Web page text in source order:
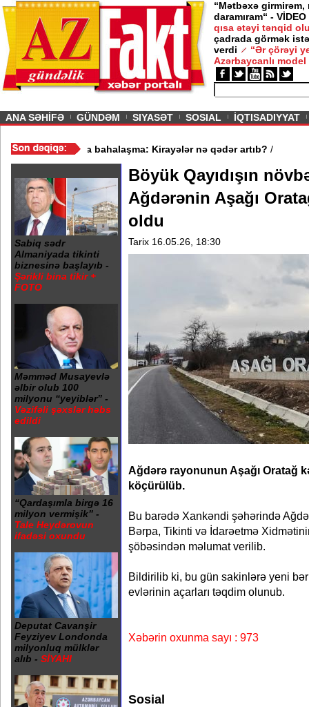
“Mətbəxə girmirəm,
daramıram“ - VİDEO
qısa ətəyi tənqid
çadrada görmək
verdi
“Ər çörəyi
Azərbaycanlı model
ANA SƏHİFƏ GÜNDƏM SIYASƏT SOSIAL İQTISADIYYAT
/Mənzil bazarında bahalaşma: Kirayələr nə qədər artıb?
Sabiq sədr
Almaniyada tikinti
biznesinə başlayıb -
Şərikli bina tikir +
FOTO
Məmməd Musayevlə
əlbir olub 100
milyonu “yeyiblər” -
Vəzifəli şəxslər həbs
edildi
“Qardaşımla birgə 16
milyon vermişik” -
Tale Heydərovun
ifadəsi oxundu
Deputat Cavanşir
Feyziyev Londonda
milyonluq mülklər
alıb - SİYAHI
Böyük Qayıdışın
Ağdərənin Aşağı
oldu
Tarix 16.05.26, 18:30
Ağdərə rayonunun Aşağı Oratağ
köçürülüb.
Bu barədə Xankəndi şəhərində
Bərpa, Tikinti və İdarəetmə
şöbəsindən məlumat verilib.
Bildirilib ki, bu gün sakinlərə yeni
evlərinin açarları təqdim olunub.
Xəbərin oxunma sayı : 973
Sosial